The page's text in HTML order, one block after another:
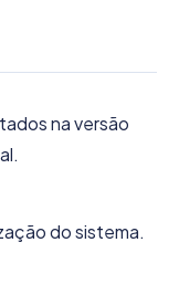
na versão
do sistema.